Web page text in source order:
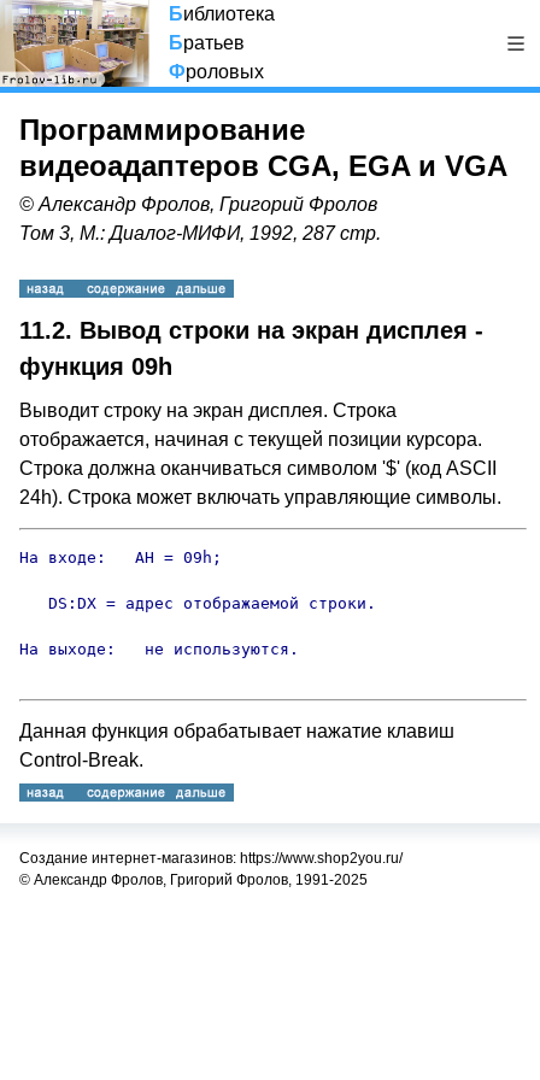
Библиотека
Братьев
Фроловых
Программирование
видеоадаптеров CGA, EGA и VGA
© Александр Фролов, Григорий Фролов
Том 3, М.: Диалог-МИФИ, 1992, 287 стр.
11.2. Вывод строки на экран дисплея -
функция 09h
Выводит строку на экран дисплея. Строка
отображается, начиная с текущей позиции курсора.
Строка должна оканчиваться символом '$' (код ASCII
24h). Строка может включать управляющие символы.
На входе:   AH = 09h;
   DS:DX = адрес отображаемой строки.
Данная функция обрабатывает нажатие клавиш
Control-Break.
Создание интернет-магазинов: https://www.shop2you.ru/
© Александр Фролов, Григорий Фролов, 1991-2025